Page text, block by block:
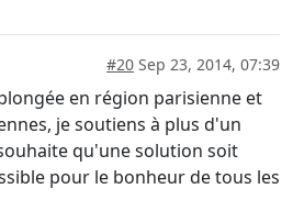
#20 Sep 23, 2014, 07:39
en région parisienne et
je soutiens à plus d'un
qu'une solution soit
pour le bonheur de tous les